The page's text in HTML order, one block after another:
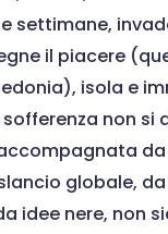
settimane,
il piacere
isola e
non si
da
globale,
idee nere, non